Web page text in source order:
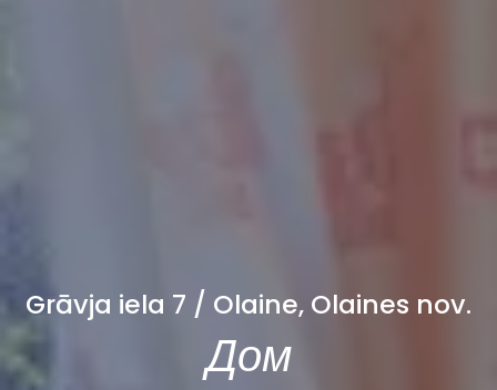
Grāvja iela 7 / Olaine, Olaines nov.
Дом